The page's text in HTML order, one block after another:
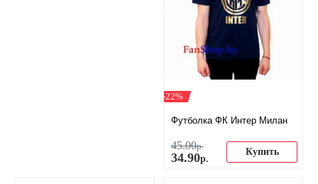
-22%
Футболка ФК Интер Милан
45.00р.
34.90р.
Купить